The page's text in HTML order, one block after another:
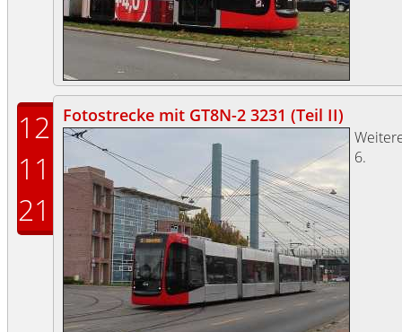
12
11
21
Fotostrecke mit GT8N-2 3231 (Teil II)
6.